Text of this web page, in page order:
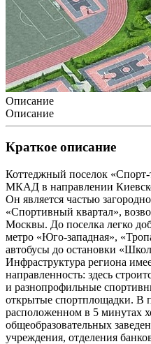
Описание
Описание
Краткое описание
Коттеджный поселок «Спорт-
МКАД в направлении
Он является частью
«Спортивный квартал»,
Москвы. До поселка легко
метро «Юго-западная»,
автобусы до остановки
Инфраструктура региона
направленность: здесь
и разнопрофильные
открытые спортплощадки. В
расположенном в 5 минутах
общеобразовательных
учреждения, отделения